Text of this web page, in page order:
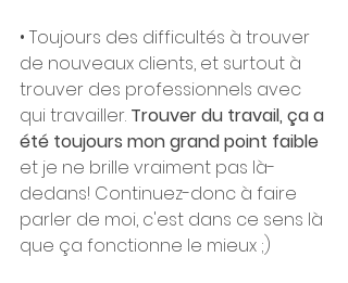
• Toujours des difficultés à trouver
de nouveaux clients, et surtout à
trouver des professionnels avec
qui travailler. Trouver du travail, ça a
été toujours mon grand point faible
et je ne brille vraiment pas là-
dedans! Continuez-donc à faire
parler de moi, c'est dans ce sens là
que ça fonctionne le mieux ;)